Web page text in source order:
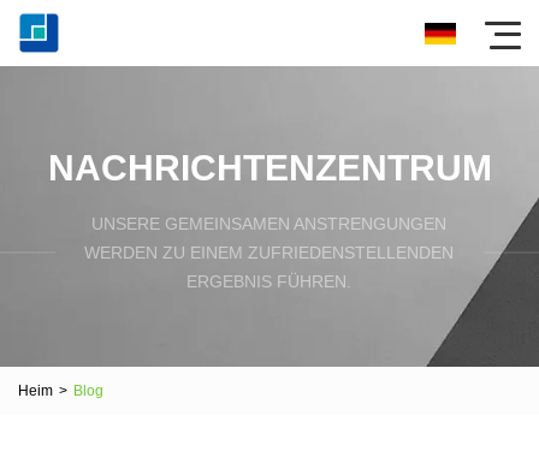
NACHRICHTENZENTRUM
UNSERE GEMEINSAMEN ANSTRENGUNGEN
WERDEN ZU EINEM ZUFRIEDENSTELLENDEN
ERGEBNIS FÜHREN.
Heim > Blog